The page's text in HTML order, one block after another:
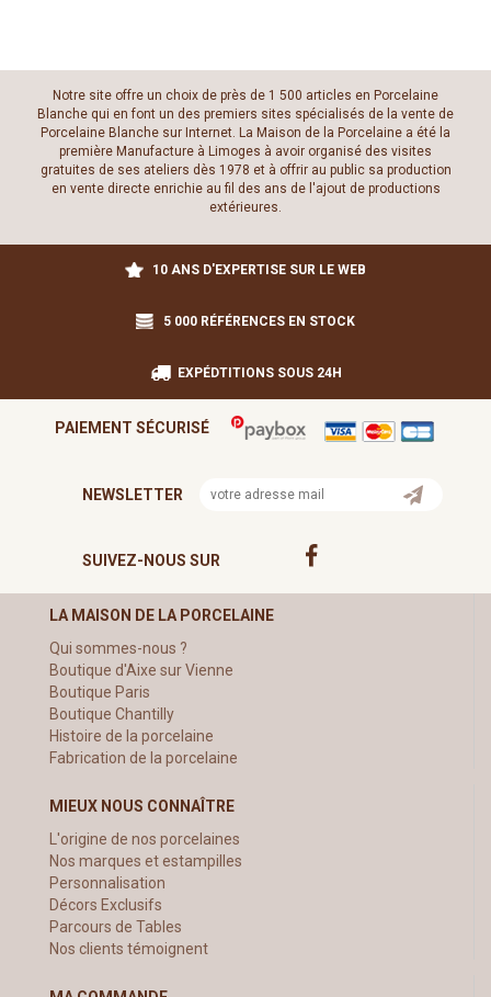
Notre site offre un choix de près de 1 500 articles en Porcelaine
Blanche qui en font un des premiers sites spécialisés de la vente de
Porcelaine Blanche sur Internet. La Maison de la Porcelaine a été la
première Manufacture à Limoges à avoir organisé des visites
gratuites de ses ateliers dès 1978 et à offrir au public sa production
en vente directe enrichie au fil des ans de l'ajout de productions
extérieures.
10 ANS D'EXPERTISE SUR LE WEB
5 000 RÉFÉRENCES EN STOCK
EXPÉDTITIONS SOUS 24H
PAIEMENT SÉCURISÉ
NEWSLETTER
SUIVEZ-NOUS SUR
LA MAISON DE LA PORCELAINE
Qui sommes-nous ?
Boutique d'Aixe sur Vienne
Boutique Paris
Boutique Chantilly
Histoire de la porcelaine
Fabrication de la porcelaine
MIEUX NOUS CONNAÎTRE
L'origine de nos porcelaines
Nos marques et estampilles
Personnalisation
Décors Exclusifs
Parcours de Tables
Nos clients témoignent